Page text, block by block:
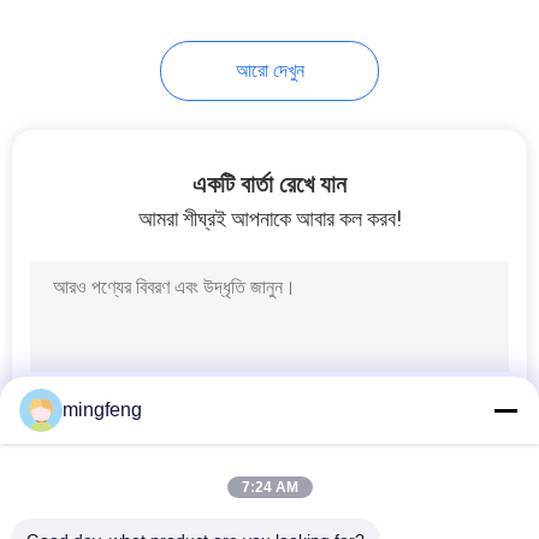
LED এভিয়েশন
LED স্পট ট্র্যাক লাইট
আরো দেখুন
একটি বার্তা রেখে যান
আমরা শীঘ্রই আপনাকে আবার কল করব!
mingfeng
7:24 AM